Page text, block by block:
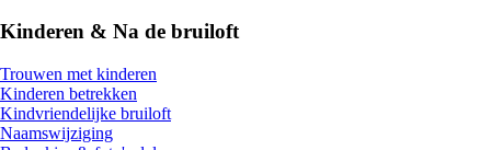
Kinderen & Na de bruiloft
Trouwen met kinderen
Kinderen betrekken
Kindvriendelijke bruiloft
Naamswijziging